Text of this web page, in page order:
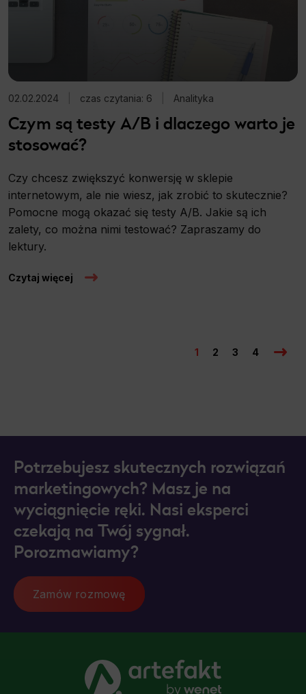
02.02.2024 czas czytania: 6 Analityka
Czym są testy A/B i dlaczego warto je
stosować?
Czy chcesz zwiększyć konwersję w sklepie
internetowym, ale nie wiesz, jak zrobić to skutecznie?
Pomocne mogą okazać się testy A/B. Jakie są ich
zalety, co można nimi testować? Zapraszamy do
lektury.
Czytaj więcej
1 2 3 4
Potrzebujesz skutecznych rozwiązań
marketingowych? Masz je na
wyciągnięcie ręki. Nasi eksperci
czekają na Twój sygnał.
Porozmawiamy?
Zamów rozmowę